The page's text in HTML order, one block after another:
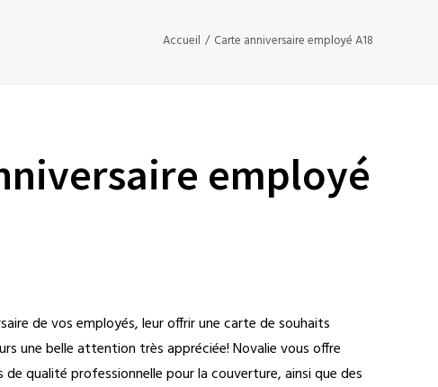
Accueil Carte anniversaire employé A18
employé
de vos employés, leur offrir une carte de souhaits
une belle attention très appréciée! Novalie vous offre
de qualité professionnelle pour la couverture, ainsi que des